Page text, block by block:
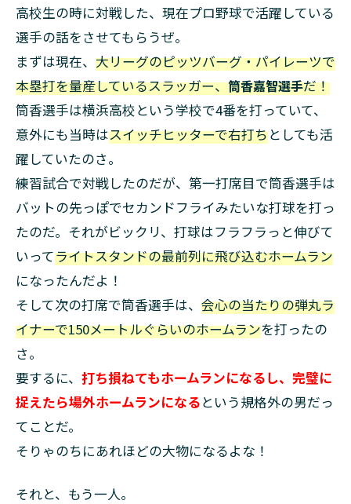
高校生の時に対戦した、現在プロ野球で活躍している
選手の話をさせてもらうぜ。
まずは現在、 大リーグのピッツバーグ・パイレーツで
本塁打を量産しているスラッガー、筒香嘉智選手だ！
筒香選手は横浜高校という学校で4番を打っていて、
意外にも当時はスイッチヒッターで右打ちとしても活
躍していたのさ。
練習試合で対戦したのだが、第一打席目で筒香選手は
バットの先っぽでセカンドフライみたいな打球を打っ
たのだ。それがビックリ、打球はフラフラっと伸びて
いってライトスタンドの最前列に飛び込むホームラン
になったんだよ！
そして次の打席で筒香選手は、 会心の当たりの弾丸ラ
イナーで150メートルぐらいのホームランを打ったの
さ。
要するに、 打ち損ねてもホームランになるし、完璧に
捉えたら場外ホームランになるという規格外の男だっ
てことだ。
そりゃのちにあれほどの大物になるよな！
それと、もう一人。